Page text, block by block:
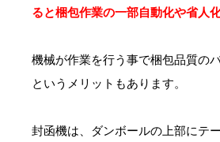
ると梱包作業の一部自動化や省人
機械が作業を行う事で梱包品質の
というメリットもあります。
封函機は、ダンボールの上部にテ